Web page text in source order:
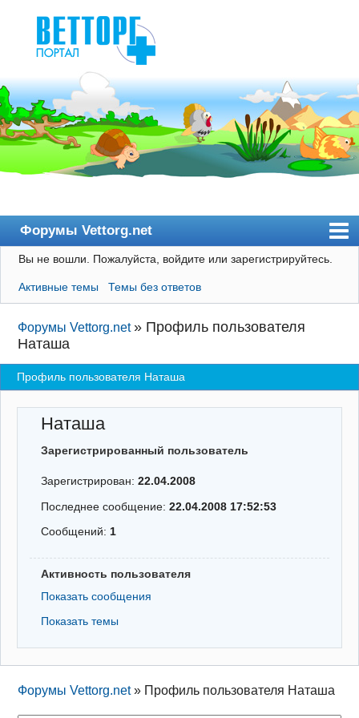
Форумы Vettorg.net
Главная
Пользователи
Правила
Поиск
Регистрация
Вход
Вы не вошли. Пожалуйста, войдите или зарегистрируйтесь.
Активные темы Темы без ответов
Форумы Vettorg.net » Профиль пользователя
Наташа
Профиль пользователя Наташа
Наташа
Зарегистрированный пользователь
Зарегистрирован:22.04.2008
Последнее сообщение:22.04.2008 17:52:53
Сообщений: 1
Активность пользователя
Показать сообщения
Показать темы
Форумы Vettorg.net » Профиль пользователя Наташа